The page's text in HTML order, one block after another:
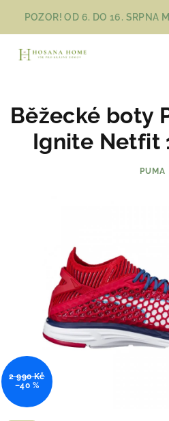
obsah
POZOR! OD 6. DO 16. SRPNA
Běžecké boty
Ignite Netfit
PUMA
2 990 Kč
–40 %